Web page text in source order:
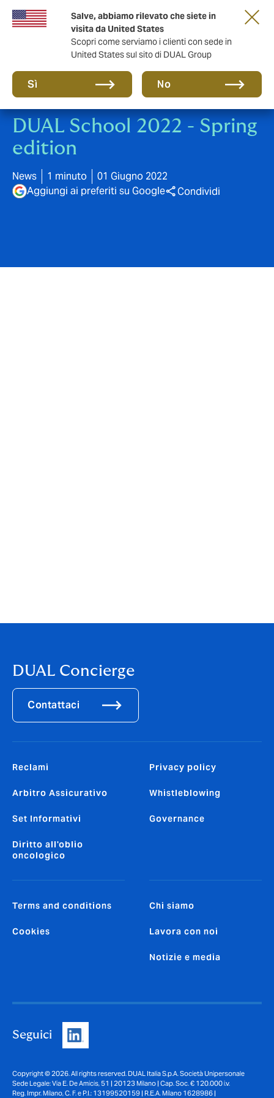
Salve, abbiamo rilevato che siete in
visita da United States
Scopri come serviamo i clienti con sede in
United States sul sito di DUAL Group
Sì No
anni di DUAL Italia
DUAL School 2022 - Spring
edition
News 1 minuto
01 Giugno 2022
Aggiungi ai preferiti su Google
Condividi
DUAL Concierge
Contattaci
Reclami
Arbitro Assicurativo
Set Informativi
Diritto all'oblio
oncologico
Privacy policy
Whistleblowing
Governance
Terms and conditions
Cookies
Chi siamo
Lavora con noi
Notizie e media
Seguici
Copyright © 2026. All rights reserved. DUAL Italia S.p.A. Società Unipersonale
Sede Legale: Via E. De Amicis, 51 | 20123 Milano | Cap. Soc. € 120.000 i.v.
Reg. Impr. Milano, C. F. e P.I.: 13199520159 | R.E.A. Milano 1628986 |